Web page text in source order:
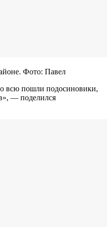
Фото: Павел
всю пошли подосиновики,
— поделился